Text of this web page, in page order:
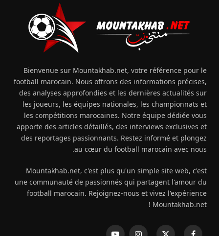
Bienvenue sur Mountakhab.net, votre référence pour le
football marocain. Nous offrons des informations précises,
des analyses approfondies et les dernières actualités sur
les joueurs, les équipes nationales, les championnats et
les compétitions marocaines. Notre équipe dédiée vous
apporte des articles détaillés, des interviews exclusives et
des reportages passionnants. Restez informé et plongez
au cœur du football marocain avec nous.
Mountakhab.net, c'est plus qu'un simple site web, c'est
une communauté de passionnés qui partagent l'amour du
football marocain. Rejoignez-nous et vivez l'expérience
Mountakhab.net !